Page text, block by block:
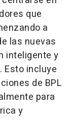
que
a
las nuevas
inteligente y
Esto incluye
de BPL
para
y